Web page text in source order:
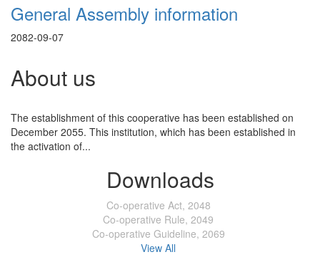
General Assembly information
2082-09-07
About us
The establishment of this cooperative has been established on
December 2055. This institution, which has been established in
the activation of...
Downloads
Co-operative Act, 2048
Co-operative Rule, 2049
Co-operative Guideline, 2069
View All